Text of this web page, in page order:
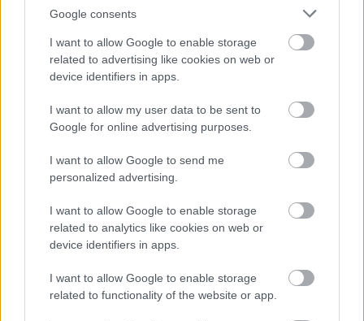
Google consents
I want to allow Google to enable storage
related to advertising like cookies on web or
device identifiers in apps.
I want to allow my user data to be sent to
Google for online advertising purposes.
I want to allow Google to send me
personalized advertising.
I want to allow Google to enable storage
related to analytics like cookies on web or
device identifiers in apps.
I want to allow Google to enable storage
related to functionality of the website or app.
Meccs Center
Manchester United
Felkészülési szezon 4. mérkőzés
Nya Ullevi, Göteborg
2026-08-08 17:00
0 nap 13 óra 24 perc 50 másodperc
AC MilanvsManchester United2026-08-15 18:00